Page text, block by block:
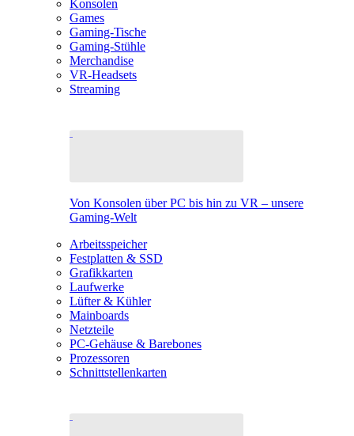
Konsolen
Games
Gaming-Tische
Gaming-Stühle
Merchandise
VR-Headsets
Streaming
Von Konsolen über PC bis hin zu VR – unsere
Gaming-Welt
Arbeitsspeicher
Festplatten & SSD
Grafikkarten
Laufwerke
Lüfter & Kühler
Mainboards
Netzteile
PC-Gehäuse & Barebones
Prozessoren
Schnittstellenkarten